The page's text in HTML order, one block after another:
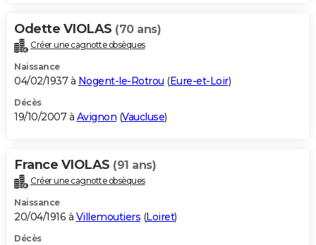
Odette VIOLAS (70 ans)
Créer une cagnotte obsèques
Naissance
04/02/1937 à Nogent-le-Rotrou (Eure-et-Loir)
Décès
19/10/2007 à Avignon (Vaucluse)
France VIOLAS (91 ans)
Créer une cagnotte obsèques
Naissance
20/04/1916 à Villemoutiers (Loiret)
Décès